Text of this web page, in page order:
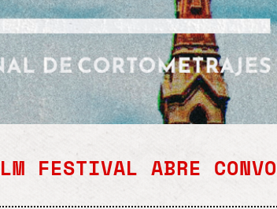
FESTIVAL ABRE